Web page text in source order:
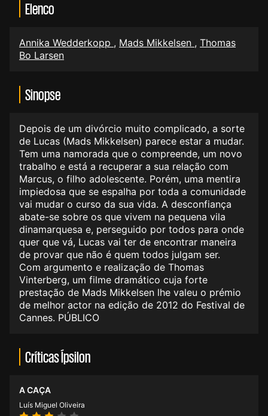
Elenco
Annika Wedderkopp , Mads Mikkelsen , Thomas
Bo Larsen
Sinopse
Depois de um divórcio muito complicado, a sorte
de Lucas (Mads Mikkelsen) parece estar a mudar.
Tem uma namorada que o compreende, um novo
trabalho e está a recuperar a sua relação com
Marcus, o filho adolescente. Porém, uma mentira
impiedosa que se espalha por toda a comunidade
vai mudar o curso da sua vida. A desconfiança
abate-se sobre os que vivem na pequena vila
dinamarquesa e, perseguido por todos para onde
quer que vá, Lucas vai ter de encontrar maneira
de provar que não é quem todos julgam ser.
Com argumento e realização de Thomas
Vinterberg, um filme dramático cuja forte
prestação de Mads Mikkelsen lhe valeu o prémio
de melhor actor na edição de 2012 do Festival de
Cannes. PÚBLICO
Críticas Ípsilon
A CAÇA
Luís Miguel Oliveira